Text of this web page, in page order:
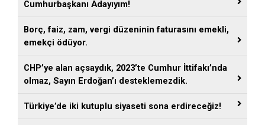
Cumhurbaşkanı Adayıyım!
Borç, faiz, zam, vergi düzeninin faturasını emekli,
emekçi ödüyor.
CHP’ye alan açsaydık, 2023’te Cumhur İttifakı’nda
olmaz, Sayın Erdoğan’ı desteklemezdik.
Türkiye’de iki kutuplu siyaseti sona erdireceğiz!